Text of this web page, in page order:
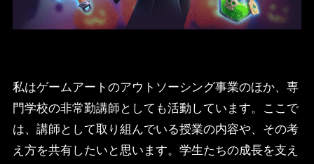
私はゲームアートのアウトソーシング事業のほか、専
門学校の非常勤講師としても活動しています。ここで
は、講師として取り組んでいる授業の内容や、その考
え方を共有したいと思います。学生たちの成長を支え